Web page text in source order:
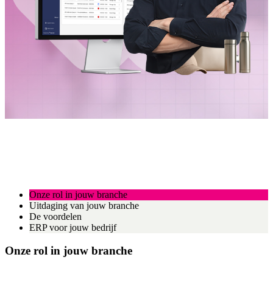
Onze rol in jouw branche
Uitdaging van jouw branche
De voordelen
ERP voor jouw bedrijf
Onze rol in jouw branche